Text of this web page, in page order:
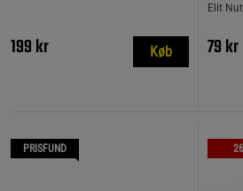
199 kr Køb
Elit
79 kr
PRISFUND